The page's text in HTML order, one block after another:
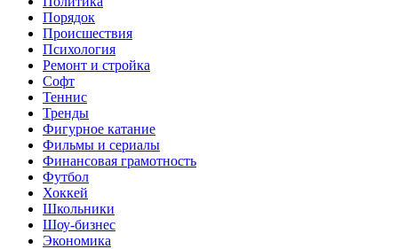
Порядок
Происшествия
Психология
Ремонт и стройка
Софт
Теннис
Тренды
Фигурное катание
Фильмы и сериалы
Финансовая грамотность
Футбол
Хоккей
Школьники
Шоу-бизнес
Экономика